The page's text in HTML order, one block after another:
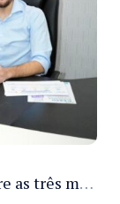
Manaus alcança o melhor Ideb entre as três maiores redes municipais do país em 2025 com avanço na aprendizagem